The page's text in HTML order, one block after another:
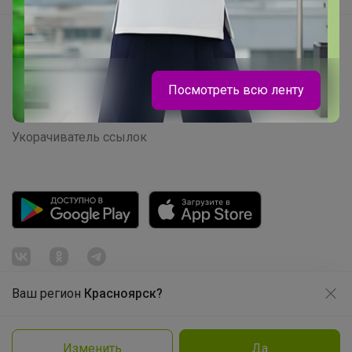
Ваш регион Красноярск?
Изменить Да
Начать зарабатывать с 24-ok
Picabox.ru - Лучшее место для ваших изображений
Розыгрыш - Генератор случайных чисел
Пульс нашего маркетплейса
Укорачиватель ссылок
© ООО "Лявита", ОГРН 1122468054070, 2012 - 2026
Посмотреть всю ленту
Продолжая использовать этот сайт и нажимая кнопку